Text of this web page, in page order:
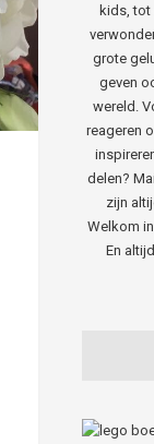
kids, tot
grote
geven
wereld.
reageren
delen?
zijn
Welkom
En